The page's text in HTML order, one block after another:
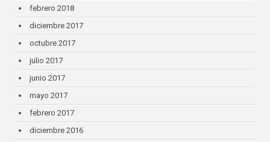
febrero 2018
diciembre 2017
octubre 2017
julio 2017
junio 2017
mayo 2017
febrero 2017
diciembre 2016